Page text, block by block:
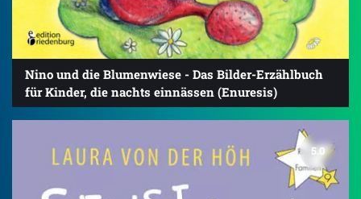
Nino und die Blumenwiese - Das Bilder-Erzählbuch
für Kinder, die nachts einnässen (Enuresis)
5.0